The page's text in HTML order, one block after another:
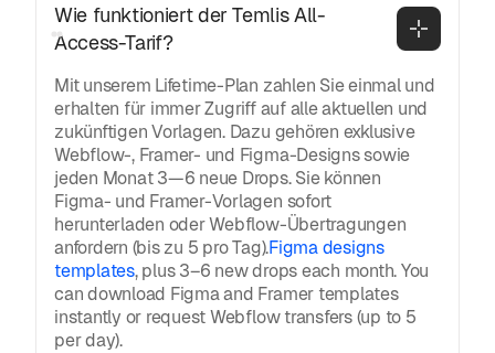
Wie funktioniert der Temlis All-
Access-Tarif?
Mit unserem Lifetime-Plan zahlen Sie einmal und
erhalten für immer Zugriff auf alle aktuellen und
zukünftigen Vorlagen. Dazu gehören exklusive
Webflow-, Framer- und Figma-Designs sowie
jeden Monat 3—6 neue Drops. Sie können
Figma- und Framer-Vorlagen sofort
herunterladen oder Webflow-Übertragungen
anfordern (bis zu 5 pro Tag).Figma designs
templates, plus 3–6 new drops each month. You
can download Figma and Framer templates
instantly or request Webflow transfers (up to 5
per day).